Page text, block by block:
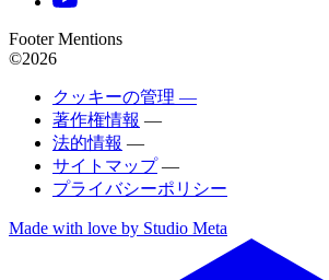
Footer Mentions
©2026
クッキーの管理 —
著作権情報 —
法的情報 —
サイトマップ —
プライバシーポリシー
Made with love by Studio Meta